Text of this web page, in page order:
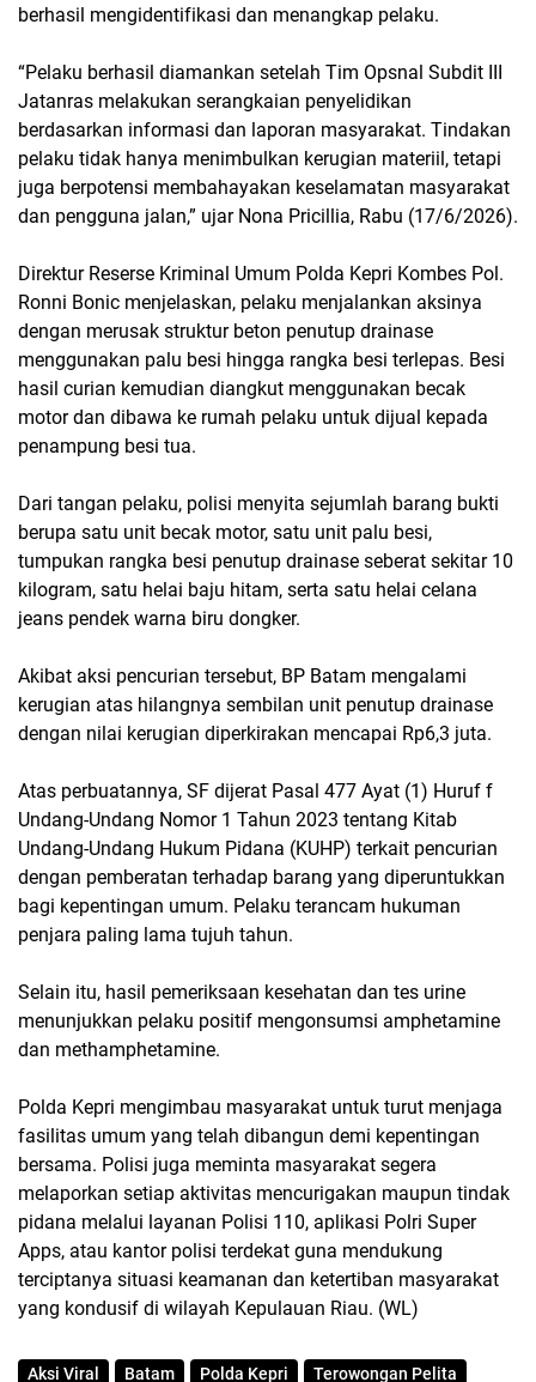
berhasil mengidentifikasi dan menangkap pelaku.
“Pelaku berhasil diamankan setelah Tim Opsnal Subdit III
Jatanras melakukan serangkaian penyelidikan
berdasarkan informasi dan laporan masyarakat. Tindakan
pelaku tidak hanya menimbulkan kerugian materiil, tetapi
juga berpotensi membahayakan keselamatan masyarakat
dan pengguna jalan,” ujar Nona Pricillia, Rabu (17/6/2026).
Direktur Reserse Kriminal Umum Polda Kepri Kombes Pol.
Ronni Bonic menjelaskan, pelaku menjalankan aksinya
dengan merusak struktur beton penutup drainase
menggunakan palu besi hingga rangka besi terlepas. Besi
hasil curian kemudian diangkut menggunakan becak
motor dan dibawa ke rumah pelaku untuk dijual kepada
penampung besi tua.
Dari tangan pelaku, polisi menyita sejumlah barang bukti
berupa satu unit becak motor, satu unit palu besi,
tumpukan rangka besi penutup drainase seberat sekitar 10
kilogram, satu helai baju hitam, serta satu helai celana
jeans pendek warna biru dongker.
Akibat aksi pencurian tersebut, BP Batam mengalami
kerugian atas hilangnya sembilan unit penutup drainase
dengan nilai kerugian diperkirakan mencapai Rp6,3 juta.
Atas perbuatannya, SF dijerat Pasal 477 Ayat (1) Huruf f
Undang-Undang Nomor 1 Tahun 2023 tentang Kitab
Undang-Undang Hukum Pidana (KUHP) terkait pencurian
dengan pemberatan terhadap barang yang diperuntukkan
bagi kepentingan umum. Pelaku terancam hukuman
penjara paling lama tujuh tahun.
Selain itu, hasil pemeriksaan kesehatan dan tes urine
menunjukkan pelaku positif mengonsumsi amphetamine
dan methamphetamine.
Polda Kepri mengimbau masyarakat untuk turut menjaga
fasilitas umum yang telah dibangun demi kepentingan
bersama. Polisi juga meminta masyarakat segera
melaporkan setiap aktivitas mencurigakan maupun tindak
pidana melalui layanan Polisi 110, aplikasi Polri Super
Apps, atau kantor polisi terdekat guna mendukung
terciptanya situasi keamanan dan ketertiban masyarakat
yang kondusif di wilayah Kepulauan Riau. (WL)
Aksi Viral Batam Polda Kepri Terowongan Pelita